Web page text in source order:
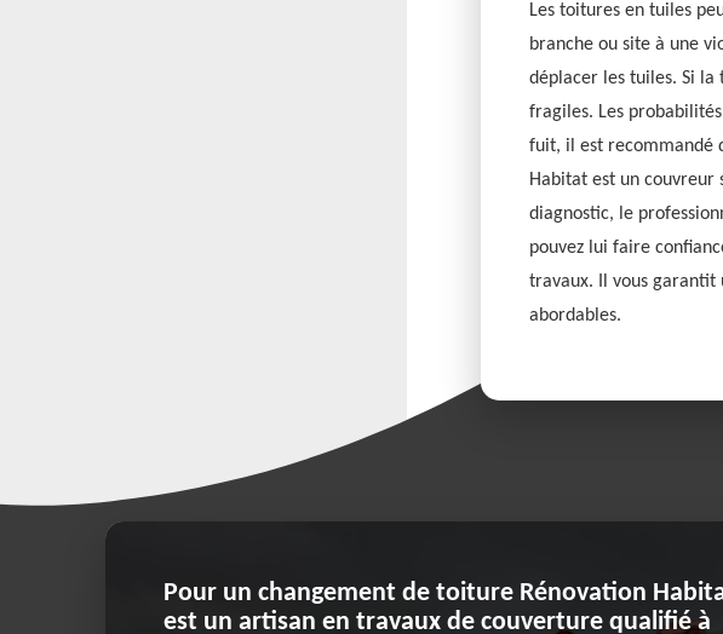
Les toitures en tuiles
branche ou site à une
déplacer les tuiles. Si la
fragiles. Les
fuit, il est recommandé
Habitat est un couvreur
diagnostic, le
pouvez lui faire
travaux. Il vous
abordables.
Pour un changement de toiture Rénovation
est un artisan en travaux de couverture qualifié à